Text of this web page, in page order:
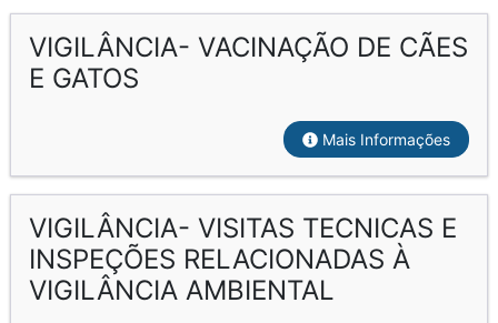
VIGILÂNCIA- VACINAÇÃO DE CÃES
E GATOS
Mais Informações
VIGILÂNCIA- VISITAS TECNICAS E
INSPEÇÕES RELACIONADAS À
VIGILÂNCIA AMBIENTAL